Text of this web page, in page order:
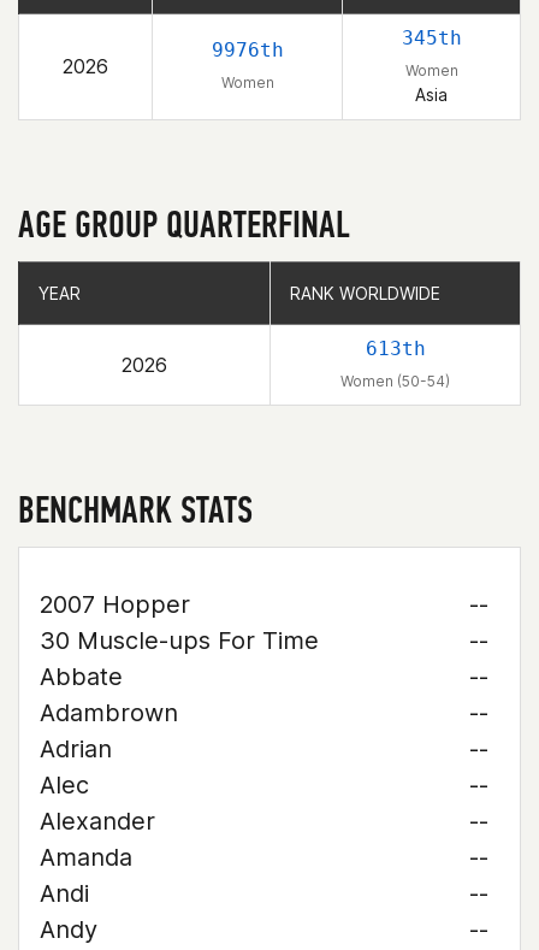
2026
9976th
Women
345th
Women
Asia
AGE GROUP QUARTERFINAL
YEAR RANK WORLDWIDE
2026
613th
Women (50-54)
YEAR RANK WORLDWIDE
BENCHMARK STATS
2007 Hopper
--
30 Muscle-ups For Time
--
Abbate
--
Adambrown
--
Adrian
--
Alec
--
Alexander
--
Amanda
--
Andi
--
Andy
--